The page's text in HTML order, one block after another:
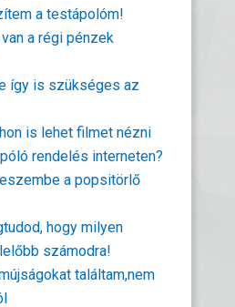
a testápolóm!
a régi pénzek
így is szükséges az
is lehet filmet nézni
rendelés interneten?
a popsitörlő
hogy milyen
számodra!
találtam,nem